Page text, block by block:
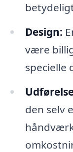
Design:
være
specielle
den selv